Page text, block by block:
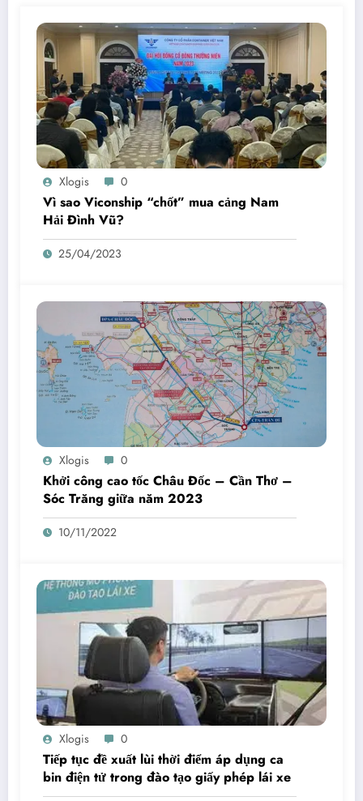
Xlogis 0
Vì sao Viconship “chốt” mua cảng Nam
Hải Đình Vũ?
25/04/2023
Xlogis 0
Khởi công cao tốc Châu Đốc – Cần Thơ –
Sóc Trăng giữa năm 2023
10/11/2022
Xlogis 0
Tiếp tục đề xuất lùi thời điểm áp dụng ca
bin điện tử trong đào tạo giấy phép lái xe